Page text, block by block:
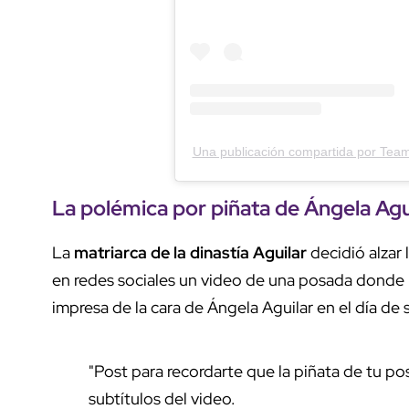
Una publicación compartida por
La polémica por piñata de Ángela
La matriarca de la dinastía Aguilardecidió alzar
en redes sociales un video de una posada
impresa de la cara de Ángela Aguilar en el día
"Post para recordarte que la piñata de tu
subtítulos del video.